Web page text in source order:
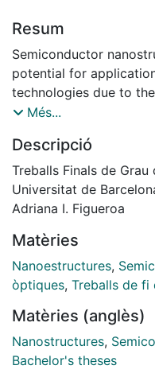
Resum
Semiconductor
potential for
technologies due to
tuning their properties
nanostructures were
and hybridization
shapes, sizes and Au
optimal values of
characterizing
nanostructures with
spectroscopies. The
and that Au presence
infrared range. It was
of the nanostructures
Més...
Descripció
Treballs Finals de
Universitat de
Adriana I. Figueroa
Matèries
Nanoestructures,
òptiques, Treballs de fi
Matèries (anglès)
Nanostructures,
Bachelor's theses